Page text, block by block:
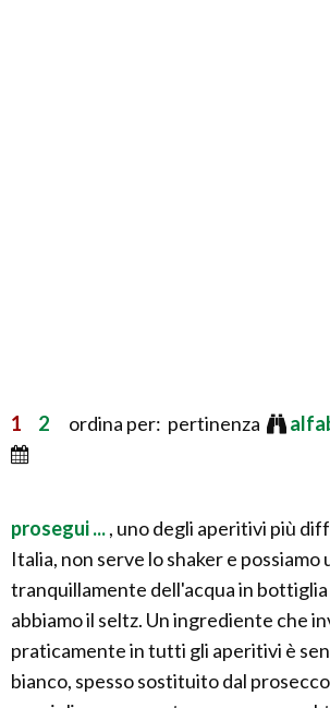
1 2 ordina per: pertinenza
prosegui ..., uno degli aperitivi più
Italia, non serve lo shaker e possiamo
tranquillamente dell'acqua in bottiglia
abbiamo il seltz. Un ingrediente che
praticamente in tutti gli aperitivi è
bianco, spesso sostituito dal